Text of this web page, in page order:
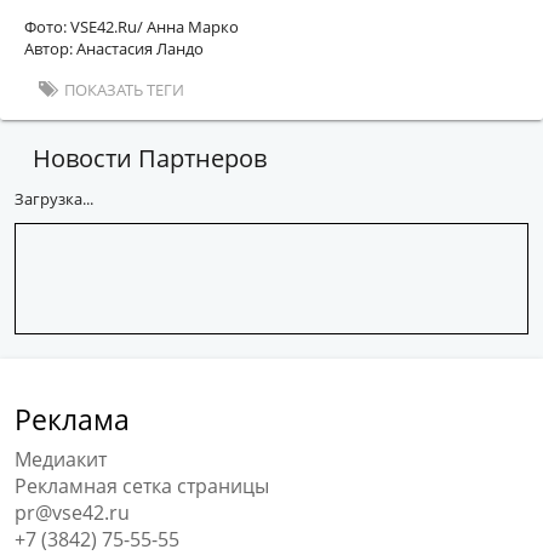
Фото: VSE42.Ru/ Анна Марко
Автор: Анастасия Ландо
ПОКАЗАТЬ ТЕГИ
Новости Партнеров
Загрузка...
Реклама
Медиакит
Рекламная сетка страницы
pr@vse42.ru
+7 (3842) 75-55-55